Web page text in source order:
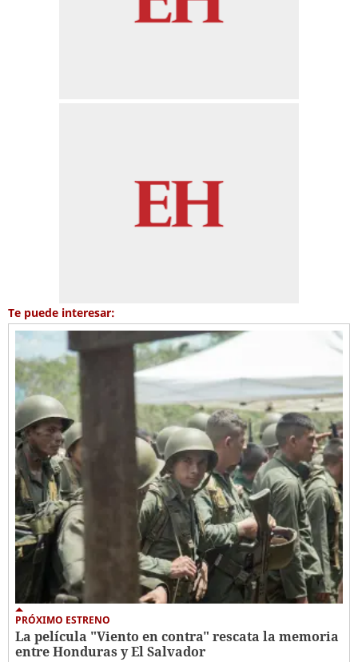
Te puede interesar:
PRÓXIMO ESTRENO
La película "Viento en contra" rescata la memoria
entre Honduras y El Salvador